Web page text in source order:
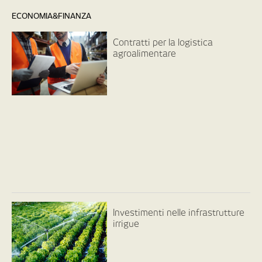
ECONOMIA&FINANZA
Contratti per la logistica
agroalimentare
Investimenti nelle infrastrutture
irrigue